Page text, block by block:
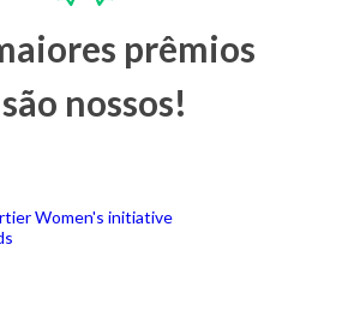
prêmios
são nossos!